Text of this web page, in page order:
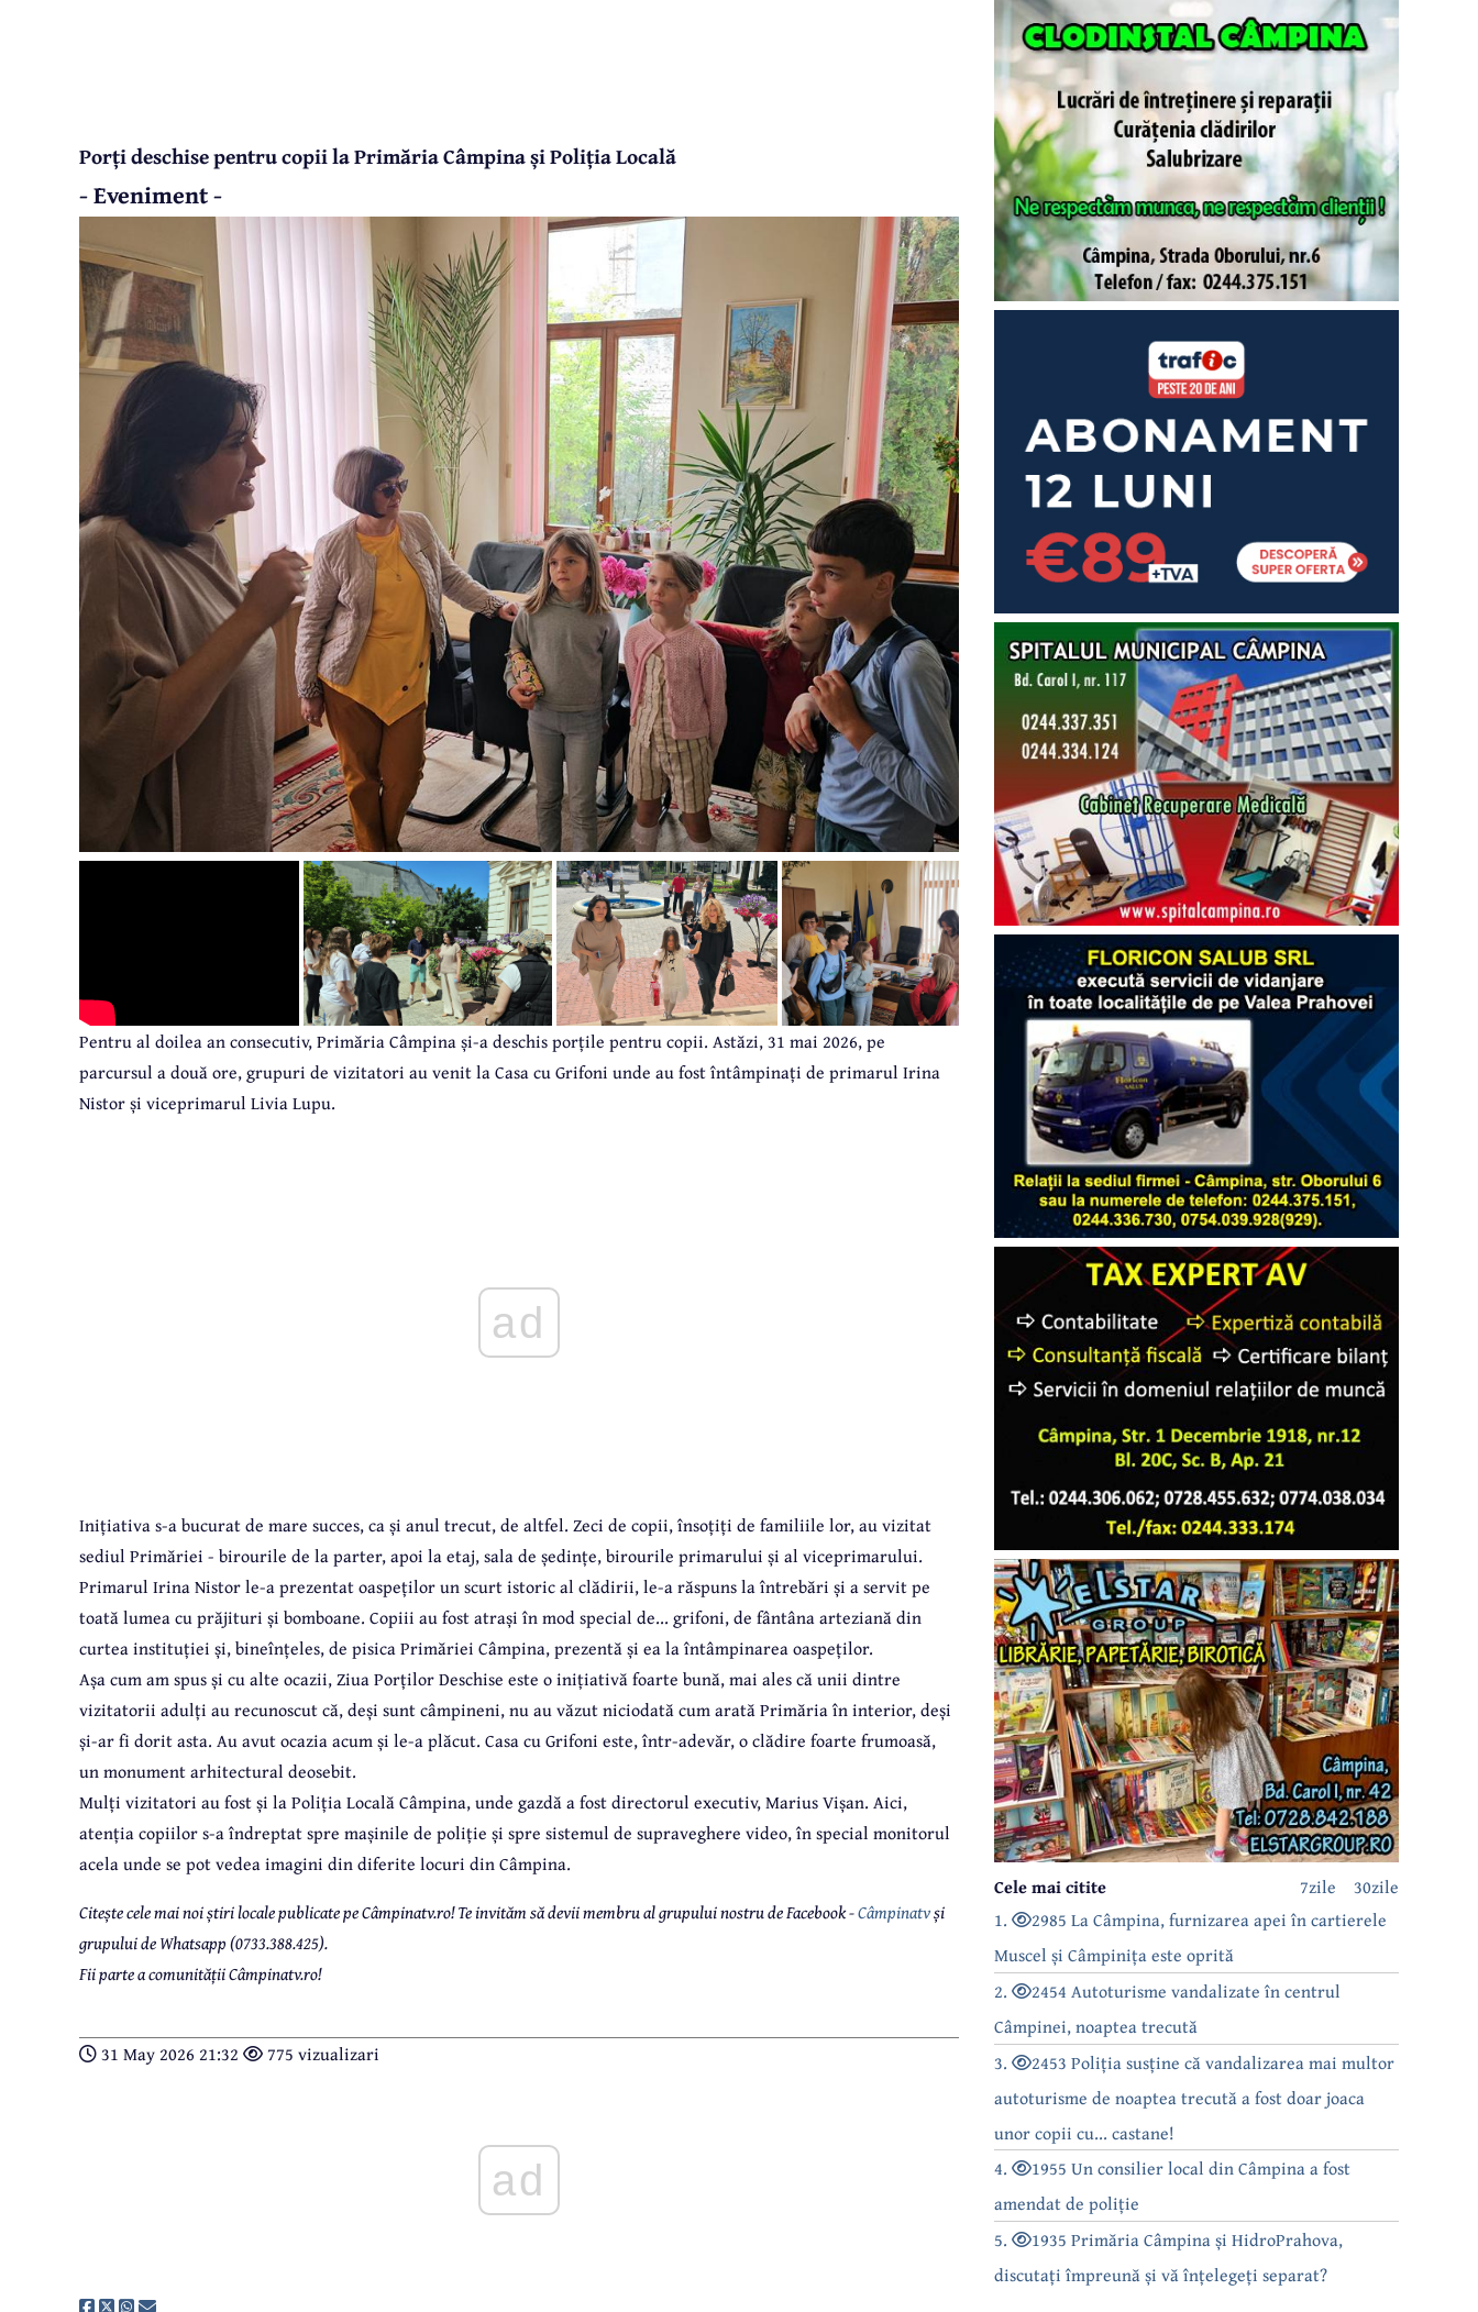
Porți deschise pentru copii la Primăria Câmpina și Poliția Locală
- Eveniment -
Pentru al doilea an consecutiv, Primăria Câmpina și-a deschis porțile pentru copii. Astăzi, 31 mai 2026, pe
parcursul a două ore, grupuri de vizitatori au venit la Casa cu Grifoni unde au fost întâmpinați de primarul Irina
Nistor și viceprimarul Livia Lupu.
ad
Inițiativa s-a bucurat de mare succes, ca și anul trecut, de altfel. Zeci de copii, însoțiți de familiile lor, au vizitat
sediul Primăriei - birourile de la parter, apoi la etaj, sala de ședințe, birourile primarului și al viceprimarului.
Primarul Irina Nistor le-a prezentat oaspeților un scurt istoric al clădirii, le-a răspuns la întrebări și a servit pe
toată lumea cu prăjituri și bomboane. Copiii au fost atrași în mod special de... grifoni, de fântâna arteziană din
curtea instituției și, bineînțeles, de pisica Primăriei Câmpina, prezentă și ea la întâmpinarea oaspeților.
Așa cum am spus și cu alte ocazii, Ziua Porților Deschise este o inițiativă foarte bună, mai ales că unii dintre
vizitatorii adulți au recunoscut că, deși sunt câmpineni, nu au văzut niciodată cum arată Primăria în interior, deși
și-ar fi dorit asta. Au avut ocazia acum și le-a plăcut. Casa cu Grifoni este, într-adevăr, o clădire foarte frumoasă,
un monument arhitectural deosebit.
Mulți vizitatori au fost și la Poliția Locală Câmpina, unde gazdă a fost directorul executiv, Marius Vișan. Aici,
atenția copiilor s-a îndreptat spre mașinile de poliție și spre sistemul de supraveghere video, în special monitorul
acela unde se pot vedea imagini din diferite locuri din Câmpina.
Citește cele mai noi știri locale publicate pe Câmpinatv.ro! Te invităm să devii membru al grupului nostru de Facebook -Câmpinatvși
grupului de Whatsapp (0733.388.425).
Fii parte a comunității Câmpinatv.ro!
31 May 2026 21:32 775 vizualizari
ad
30zile
7zile
Cele mai citite
1.
2985 La Câmpina, furnizarea apei în cartierele
Muscel și Câmpinița este oprită
2.
2454 Autoturisme vandalizate în centrul
Câmpinei, noaptea trecută
3.
2453 Poliția susține că vandalizarea mai multor
autoturisme de noaptea trecută a fost doar joaca
unor copii cu... castane!
4.
1955 Un consilier local din Câmpina a fost
amendat de poliție
5.
1935 Primăria Câmpina și HidroPrahova,
discutați împreună și vă înțelegeți separat?